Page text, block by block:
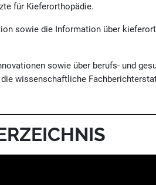
für Kieferorthopädie.
sowie die Information über
sowie über berufs- und
die wissenschaftliche